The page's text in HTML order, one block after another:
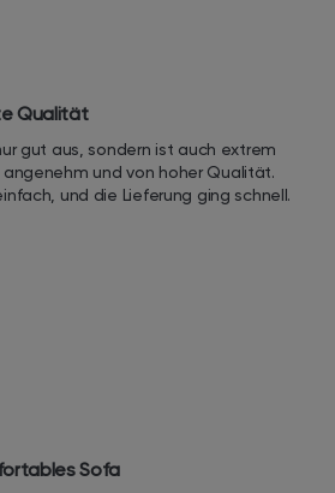
Qualität
gut aus, sondern ist auch extrem
und von hoher Qualität.
und die Lieferung ging schnell.
Sofa